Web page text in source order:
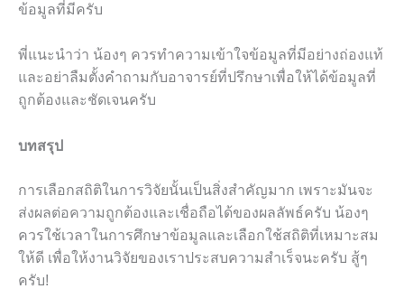
ข้อมูลที่มีครับ
พี่แนะนำว่า น้องๆ ควรทำความเข้าใจข้อมูลที่มีอย่างถ่องแท้
และอย่าลืมตั้งคำถามกับอาจารย์ที่ปรึกษาเพื่อให้ได้ข้อมูลที่
ถูกต้องและชัดเจนครับ
บทสรุป
การเลือกสถิติในการวิจัยนั้นเป็นสิ่งสำคัญมาก เพราะมันจะ
ส่งผลต่อความถูกต้องและเชื่อถือได้ของผลลัพธ์ครับ น้องๆ
ควรใช้เวลาในการศึกษาข้อมูลและเลือกใช้สถิติที่เหมาะสม
ให้ดี เพื่อให้งานวิจัยของเราประสบความสำเร็จนะครับ สู้ๆ
ครับ!